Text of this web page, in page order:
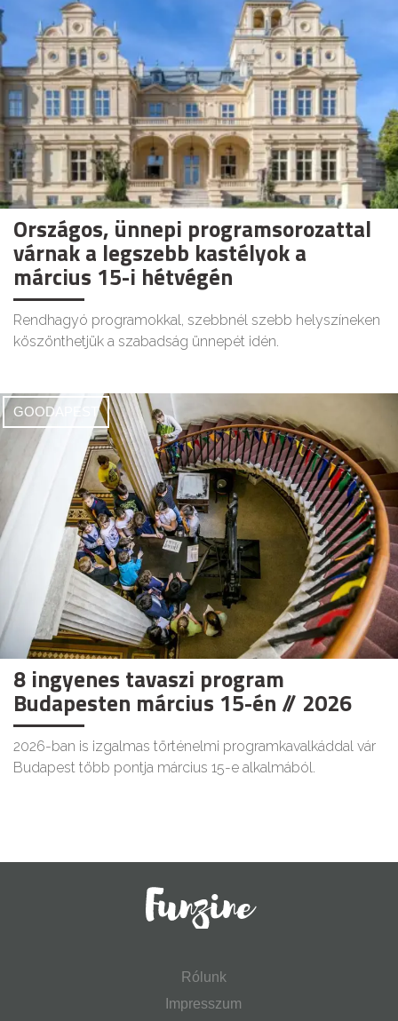
Országos, ünnepi programsorozattal
várnak a legszebb kastélyok a
március 15-i hétvégén
Rendhagyó programokkal, szebbnél szebb helyszíneken
köszönthetjük a szabadság ünnepét idén.
GOODAPEST
8 ingyenes tavaszi program
Budapesten március 15-én // 2026
2026-ban is izgalmas történelmi programkavalkáddal vár
Budapest több pontja március 15-e alkalmából.
Rólunk
Impresszum